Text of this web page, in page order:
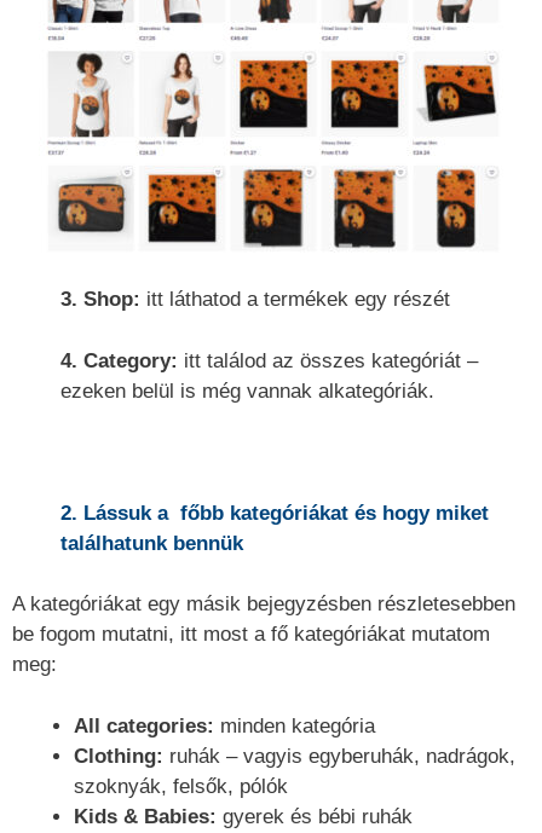
3. Shop: itt láthatod a termékek egy részét
4. Category: itt találod az összes kategóriát –
ezeken belül is még vannak alkategóriák.
2. Lássuk a főbb kategóriákat és hogy miket
találhatunk bennük
A kategóriákat egy másik bejegyzésben részletesebben
be fogom mutatni, itt most a fő kategóriákat mutatom
meg:
All categories: minden kategória
Clothing: ruhák – vagyis egyberuhák, nadrágok,
szoknyák, felsők, pólók
Kids & Babies: gyerek és bébi ruhák